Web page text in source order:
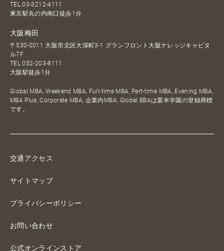
TEL03-3212-4111
東京駅丸の内南口徒歩1分
大阪梅田
〒530-0011 大阪市北区大深町3-1 グランフロント大阪ナレッジキャピタ
ル7F
TEL052-203-8111
大阪駅徒歩1分
Global MBA, Weekend MBA, Full-time MBA, Part-time MBA, Evening MBA,
MBA Plus, Corporate MBA, 企業内MBA, Global BBAは栗本学園の登録商標
です。
交通アクセス
サイトマップ
プライバシーポリシー
お問い合わせ
公式オンラインストア